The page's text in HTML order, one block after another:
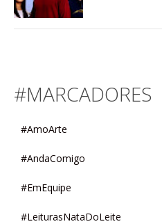
#MARCADORES
#AmoArte
#AndaComigo
#EmEquipe
#LeiturasNataDoLeite